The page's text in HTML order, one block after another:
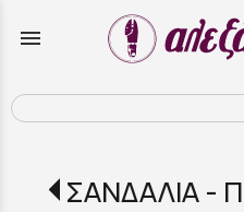
menu
ΣΑΝΔΑΛΙΑ -